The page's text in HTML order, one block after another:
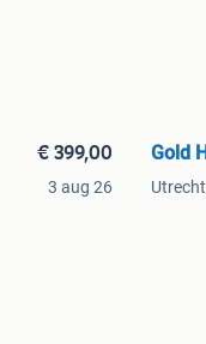
€ 399,00
3 aug 26 Utrecht